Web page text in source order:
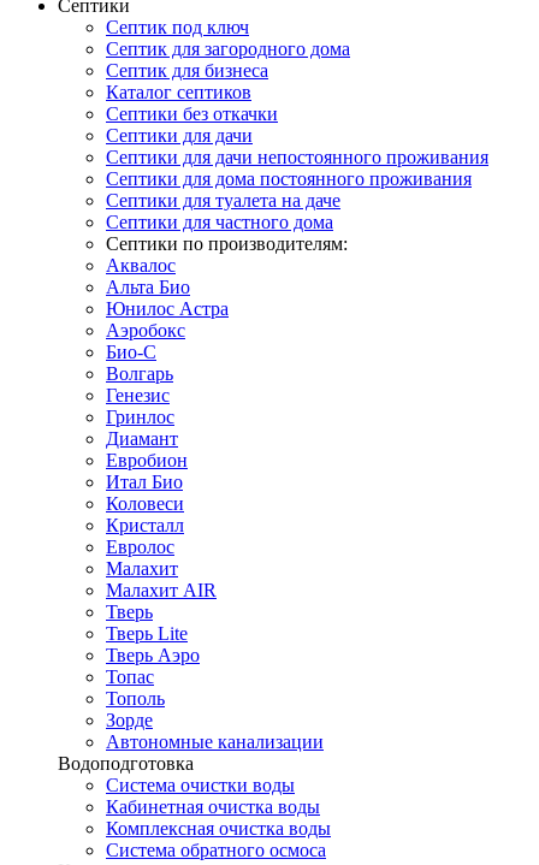
Септики
Септик под ключ
Септик для загородного дома
Септик для бизнеса
Каталог септиков
Септики без откачки
Септики для дачи
Септики для дачи непостоянного проживания
Септики для дома постоянного проживания
Септики для туалета на даче
Септики для частного дома
Септики по производителям:
Аквалос
Альта Био
Юнилос Астра
Аэробокс
Био-С
Волгарь
Генезис
Гринлос
Диамант
Евробион
Итал Био
Коловеси
Кристалл
Евролос
Малахит
Малахит AIR
Тверь
Тверь Lite
Тверь Аэро
Топас
Тополь
Зорде
Автономные канализации
Водоподготовка
Система очистки воды
Кабинетная очистка воды
Комплексная очистка воды
Система обратного осмоса